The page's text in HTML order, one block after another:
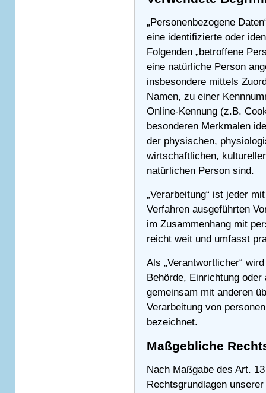
„Personenbezogene
eine identifizierte oder
Folgenden „betroffene
eine natürliche Person
insbesondere mittels
Namen, zu einer
Online-Kennung (z.B.
besonderen Merkmalen
der physischen,
wirtschaftlichen,
natürlichen Person sind.
„Verarbeitung“ ist jeder
Verfahren ausgeführten
im Zusammenhang mit
reicht weit und umfasst
Als „Verantwortlicher“
Behörde, Einrichtung
gemeinsam mit anderen
Verarbeitung von
bezeichnet.
Maßgebliche
Nach Maßgabe des Art.
Rechtsgrundlagen